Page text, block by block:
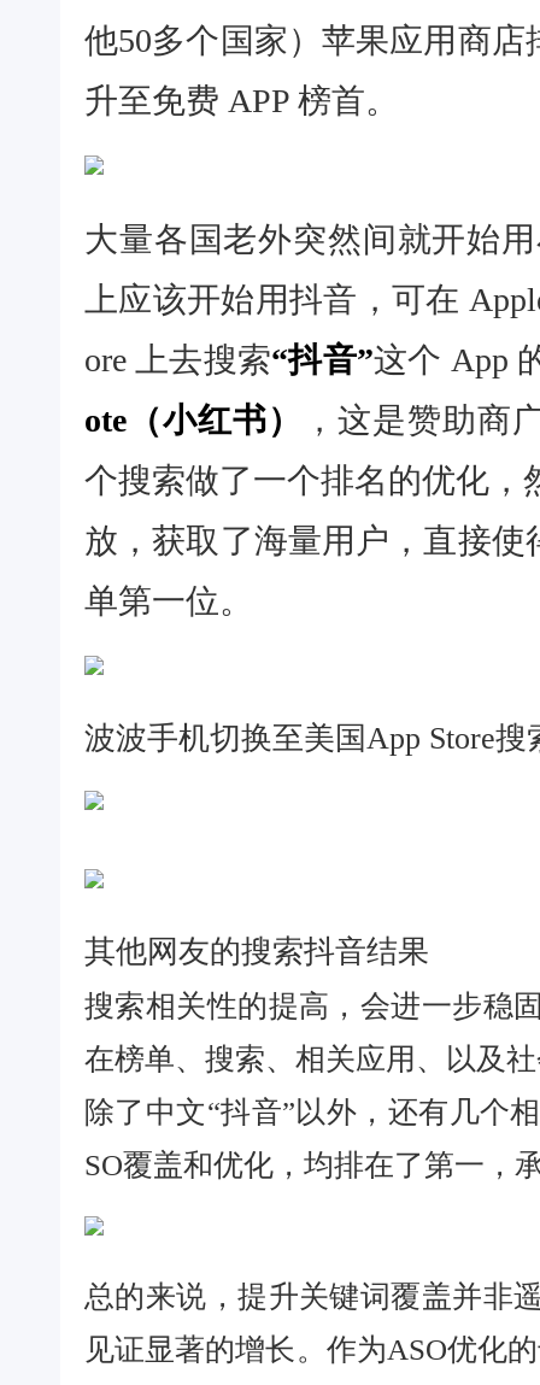
他50多个国家）苹果应用商
升至免费 APP 榜首。
大量各国老外突然间就开始
上应该开始用抖音，可在
ore 上去搜索“抖音”这个 App
ote（小红书）
，这是赞助商
个搜索做了一个排名的优化，
放，获取了海量用户，直接
单第一位。
波波手机切换至美国App Store搜
其他网友的搜索抖音结果
搜索相关性的提高，会进一步稳
在榜单、搜索、相关应用、以及
除了中文“抖音”以外，还有几个
SO覆盖和优化，均排在了第一，
总的来说，提升关键词覆盖并非
见证显著的增长。作为ASO优化